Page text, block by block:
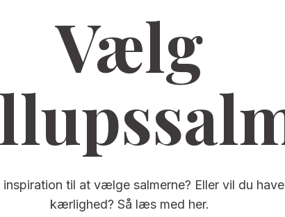
Vælg
til at vælge salmerne? Eller vil du
kærlighed? Så læs med her.